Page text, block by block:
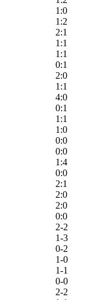
1:0
1:2
2:1
1:1
1:1
0:1
2:0
1:1
4:0
0:1
1:1
1:0
0:0
0:0
1:4
0:0
2:1
2:0
2:0
0:0
2-2
1-3
0-2
1-0
1-1
0-0
2-2